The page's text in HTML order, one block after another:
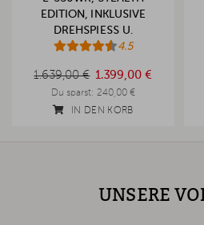
EDITION, INKLUSIVE
DREHSPIESS U. A
BDECKHAUBE
4.5
1.639,00 € 1.399,00 €
Du sparst: 240,00 €
IN DEN KORB
UNSERE